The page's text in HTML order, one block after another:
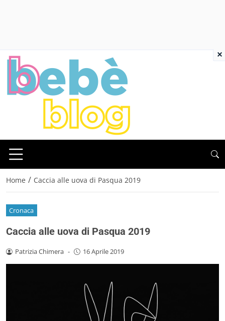
Home / Caccia alle uova di Pasqua 2019
Cronaca
Caccia alle uova di Pasqua 2019
Patrizia Chimera - 16 Aprile 2019
×